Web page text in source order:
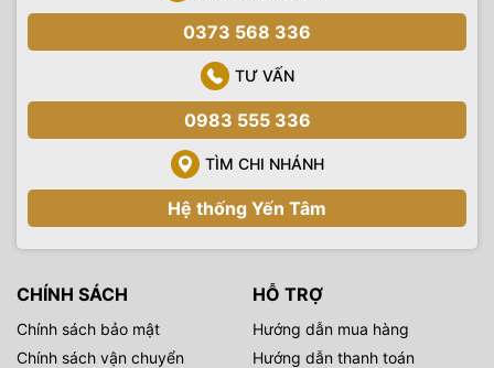
0373 568 336
TƯ VẤN
0983 555 336
TÌM CHI NHÁNH
Hệ thống Yến Tâm
CHÍNH SÁCH
Chính sách bảo mật
Chính sách vận chuyển
HỖ TRỢ
Hướng dẫn mua hàng
Hướng dẫn thanh toán